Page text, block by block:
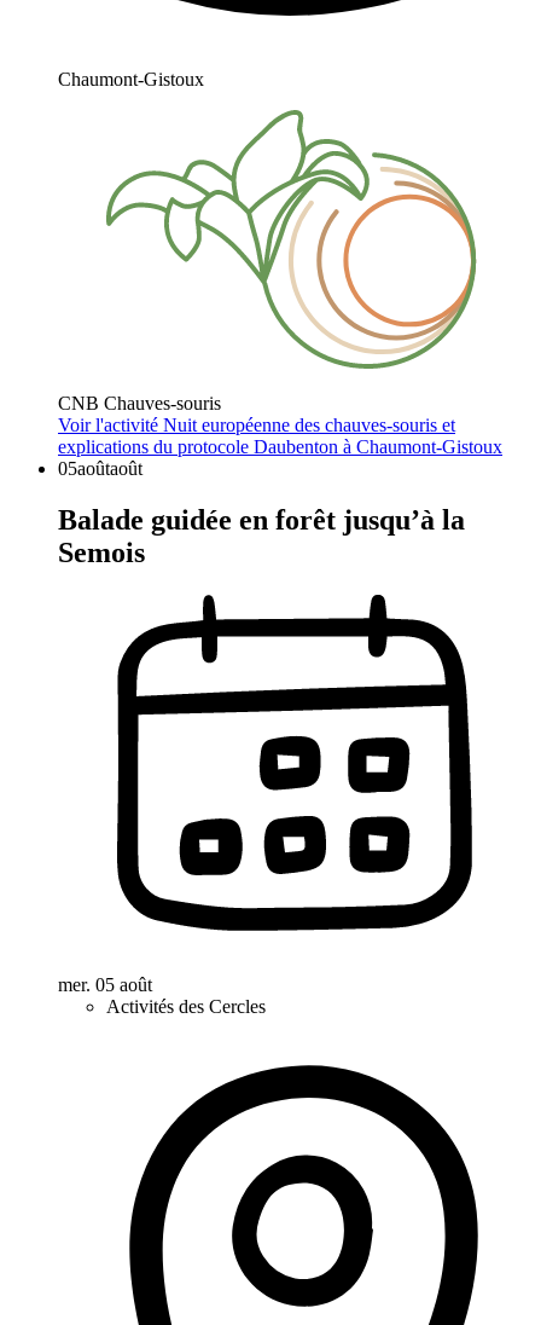
Chaumont-Gistoux
CNB Chauves-souris
Voir l'activité Nuit européenne des chauves-souris et
explications du protocole Daubenton à Chaumont-Gistoux
05aoûtaoût
Balade guidée en forêt jusqu’à la
Semois
mer. 05 août
Activités des Cercles